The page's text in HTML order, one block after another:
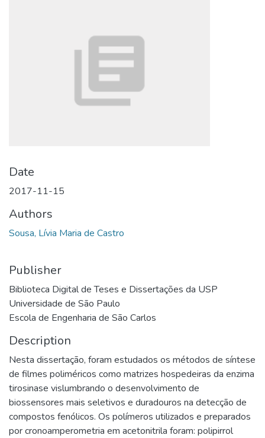
Date
2017-11-15
Authors
Sousa, Lívia Maria de Castro
Publisher
Biblioteca Digital de Teses e Dissertações da USP
Universidade de São Paulo
Escola de Engenharia de São Carlos
Description
Nesta dissertação, foram estudados os métodos de síntese
de filmes poliméricos como matrizes hospedeiras da enzima
tirosinase vislumbrando o desenvolvimento de
biossensores mais seletivos e duradouros na detecção de
compostos fenólicos. Os polímeros utilizados e preparados
por cronoamperometria em acetonitrila foram: polipirrol